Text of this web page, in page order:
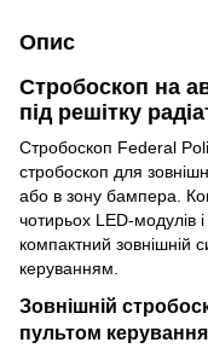
Опис
Стробоскоп на
під решітку
Стробоскоп Federal
стробоскоп для
або в зону бампера.
чотирьох LED-модулів
компактний зовнішній
керуванням.
Зовнішній
пультом керування